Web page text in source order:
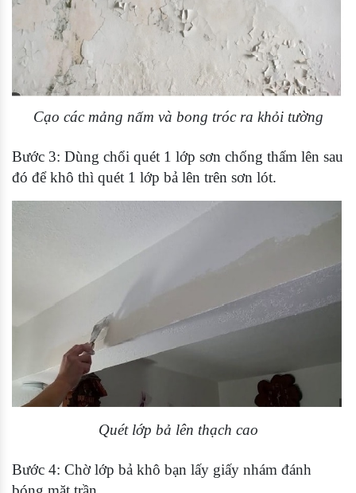
Cạo các mảng nấm và bong tróc ra khỏi tường
Bước 3: Dùng chổi quét 1 lớp sơn chống thấm lên sau
đó để khô thì quét 1 lớp bả lên trên sơn lót.
Quét lớp bả lên thạch cao
Bước 4: Chờ lớp bả khô bạn lấy giấy nhám đánh